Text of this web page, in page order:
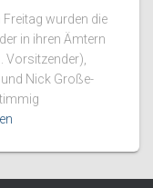
wurden die
in ihren Ämtern
Vorsitzender),
Nick Große-